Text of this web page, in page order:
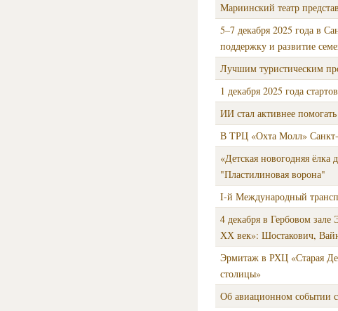
Мариинский театр
5–7 декабря 2025 года в
поддержку и развитие
Лучшим туристическим
1 декабря 2025 года
ИИ стал активнее
В ТРЦ «Охта Молл» Санкт-
«Детская новогодняя
"Пластилиновая ворона"
I-й Международный
4 декабря в Гербовом зале
ХХ век»: Шостакович,
Эрмитаж в РХЦ «Старая
столицы»
Об авиационном событии